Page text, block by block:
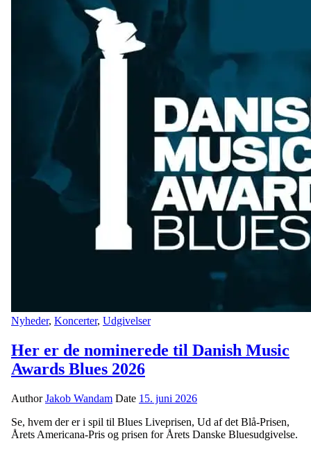
Nyheder, Koncerter, Udgivelser
Her er de nominerede til Danish Music
Awards Blues 2026
AuthorJakob Wandam Date 15. juni 2026
Se, hvem der er i spil til Blues Liveprisen, Ud af det Blå-Prisen,
Årets Americana-Pris og prisen for Årets Danske Bluesudgivelse.